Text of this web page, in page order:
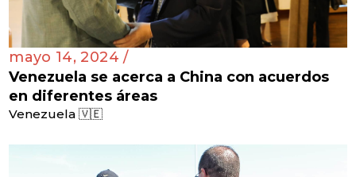
mayo 14, 2024 /
Venezuela se acerca a China con acuerdos
en diferentes áreas
Venezuela 🇻🇪